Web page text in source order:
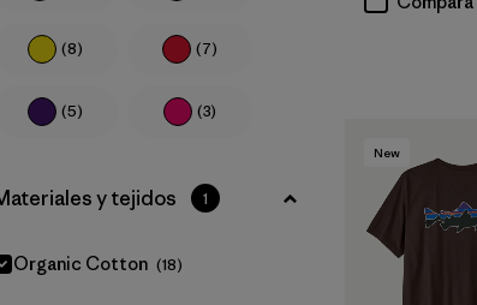
Synthetic Insulation
Filtrar por
Familia de productos
(8) (7)
(5) (3)
por y tejidos 1
Organic Cotton (18)
New